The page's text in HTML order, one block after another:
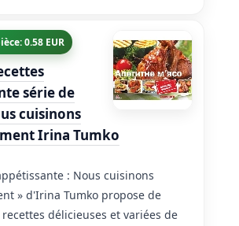
0.58 EUR
série de
cuisinons
Irina Tumko
: Nous cuisinons
» d'Irina Tumko propose de
délicieuses et variées de